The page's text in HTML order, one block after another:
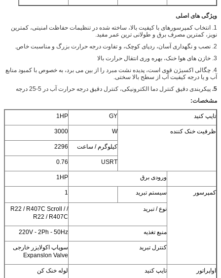
ویژگی های اصلی
1. انتخاب کمپرسورهای با کیفیت بالا، ساخته شده در تنظیمات حفاظت امنیتی، کمترین
نویز، کمترین مصرف برق و طولانی ترین عمر مفید.
2. نصب و نگهداری آسان، ردپای کوچک، و تفاوت درجه حرارت بزرگ و مناسبت خاص.
3. خازن های هوا خنک، بهره وری انتقال حرارت بالا
4. چگالی اکسیژن قوی است، پدیده نشت مبرد را از بین می برد، به خصوص با کمبود منابع
آب و یا درجه کیفیت آب از سطح بالا سختی.
5. پیکربندی دقیق کنترل دما الکترونیکی، کنترل دقیق درجه حرارت آب در 5-25 درجه
مشخصات:
تایپ کنید GY
1HP
ظرفیت خنک کننده W
3000
کیلوگرم / ساعت 2296
USRT
0.76
ورودی برق 1HP
کمپرسور سیستم تبرید 1
نوع / تبرید
/ R22 / R407C Scroll /
R22 / R407C
منبع تغذیه 220V - 2Ph - 50Hz
کنترل تبرید
سوپاپ اکولایزر خارجی
Expanslon Valve
اواپراتور تایپ کنید لوله خنک کن